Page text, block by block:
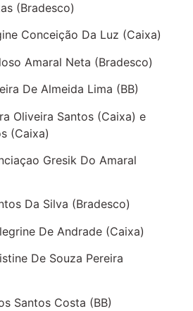
(Bradesco)
Conceição Da Luz (Caixa)
Amaral Neta (Bradesco)
De Almeida Lima (BB)
Oliveira Santos (Caixa) e
(Caixa)
Gresik Do Amaral
Da Silva (Bradesco)
De Andrade (Caixa)
De Souza Pereira
Santos Costa (BB)